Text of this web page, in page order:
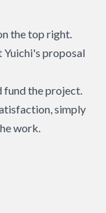
the top right.
Yuichi's proposal
fund the project.
simply
work.